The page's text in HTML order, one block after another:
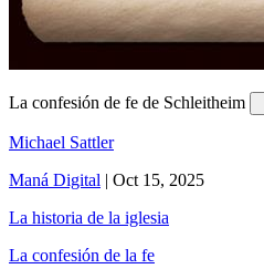
La confesión de fe de Schleitheim
Michael Sattler
Maná Digital | Oct 15, 2025
La historia de la iglesia
La confesión de la fe